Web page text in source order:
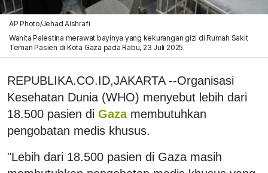
AP Photo/Jehad Alshrafi
Wanita Palestina merawat bayinya yang kekurangan gizi di Rumah Sakit
Teman Pasien di Kota Gaza pada Rabu, 23 Juli 2025.
REPUBLIKA.CO.ID,JAKARTA --Organisasi
Kesehatan Dunia (WHO) menyebut lebih dari
18.500 pasien di Gaza membutuhkan
pengobatan medis khusus.
"Lebih dari 18.500 pasien di Gaza masih